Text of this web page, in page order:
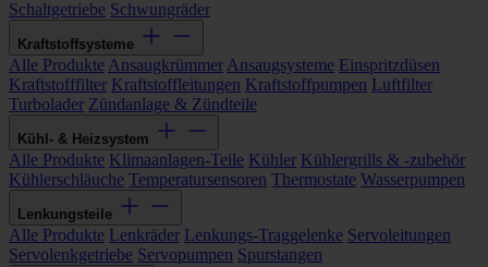
Schaltgetriebe Schwungräder
Kraftstoffsysteme
Alle Produkte Ansaugkrümmer Ansaugsysteme Einspritzdüsen
Kraftstofffilter Kraftstoffleitungen Kraftstoffpumpen Luftfilter
Turbolader Zündanlage & Zündteile
Kühl- & Heizsystem
Alle Produkte Klimaanlagen-Teile Kühler Kühlergrills & -zubehör
Kühlerschläuche Temperatursensoren Thermostate Wasserpumpen
Lenkungsteile
Alle Produkte Lenkräder Lenkungs-Traggelenke Servoleitungen
Servolenkgetriebe Servopumpen Spurstangen